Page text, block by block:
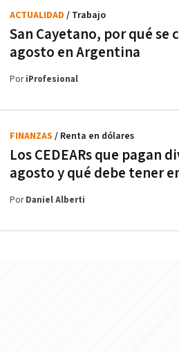
San Cayetano, por qué se
agosto en Argentina
ACTUALIDAD / Trabajo
PoriProfesional
Los CEDEARs que pagan
agosto y qué debe tener
FINANZAS / Renta en dólares
PorDaniel Alberti